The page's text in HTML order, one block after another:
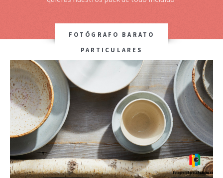
FOTÓGRAFO BARATO
PARTICULARES